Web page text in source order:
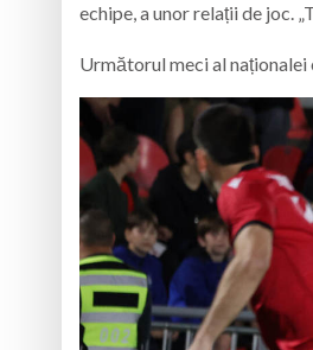
echipe, a unor relații de joc.
Următorul meci al naționalei